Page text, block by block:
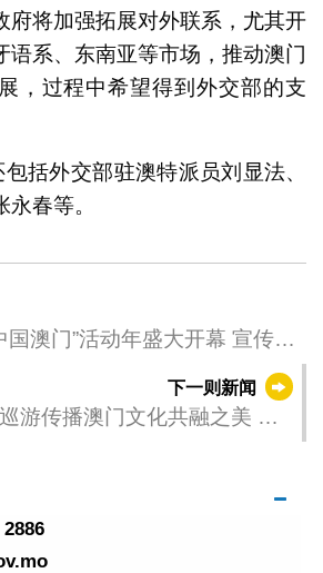
府将加强拓展对外联系，尤其开
语系、东南亚等市场，推动澳门
，过程中希望得到外交部的支
括外交部驻澳特派员刘显法、
春等。
澳门”活动年盛大开幕 宣传
下一则新闻
游传播澳门文化共融之美 谱
2886